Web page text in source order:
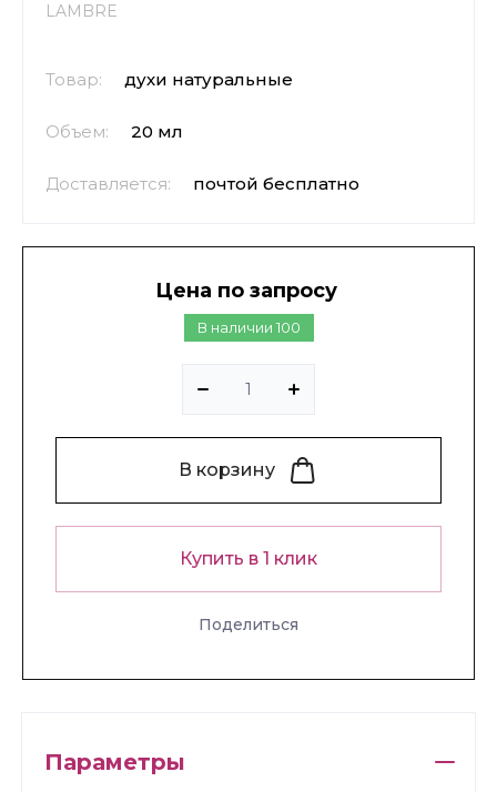
LAMBRE
Товар: духи натуральные
Объем: 20 мл
Доставляется: почтой бесплатно
В наличии 100
Цена по запросу
В корзину
Купить в 1 клик
Поделиться
Параметры